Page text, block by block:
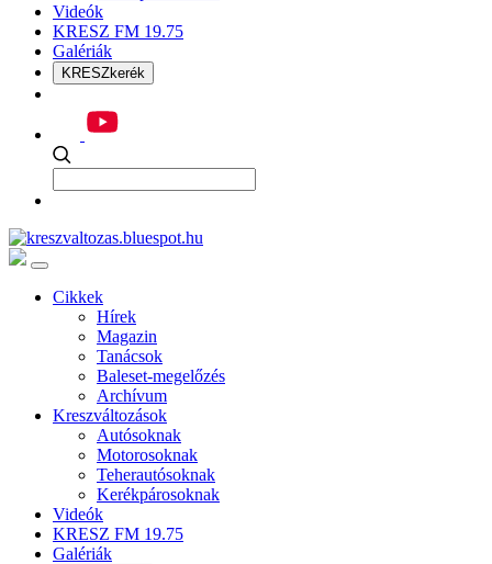
Videók
KRESZ FM 19.75
Galériák
KRESZkerék
Cikkek
Hírek
Magazin
Tanácsok
Baleset-megelőzés
Archívum
Kreszváltozások
Autósoknak
Motorosoknak
Teherautósoknak
Kerékpárosoknak
Videók
KRESZ FM 19.75
Galériák